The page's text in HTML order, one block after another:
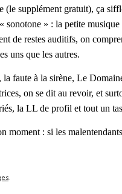
(le supplément gratuit), ça
sonotone » : la petite
de restes auditifs, on
uns que les autres.
faute à la sirène, Le
on se dit au revoir, et
la LL de profil et tout un
moment : si les
.